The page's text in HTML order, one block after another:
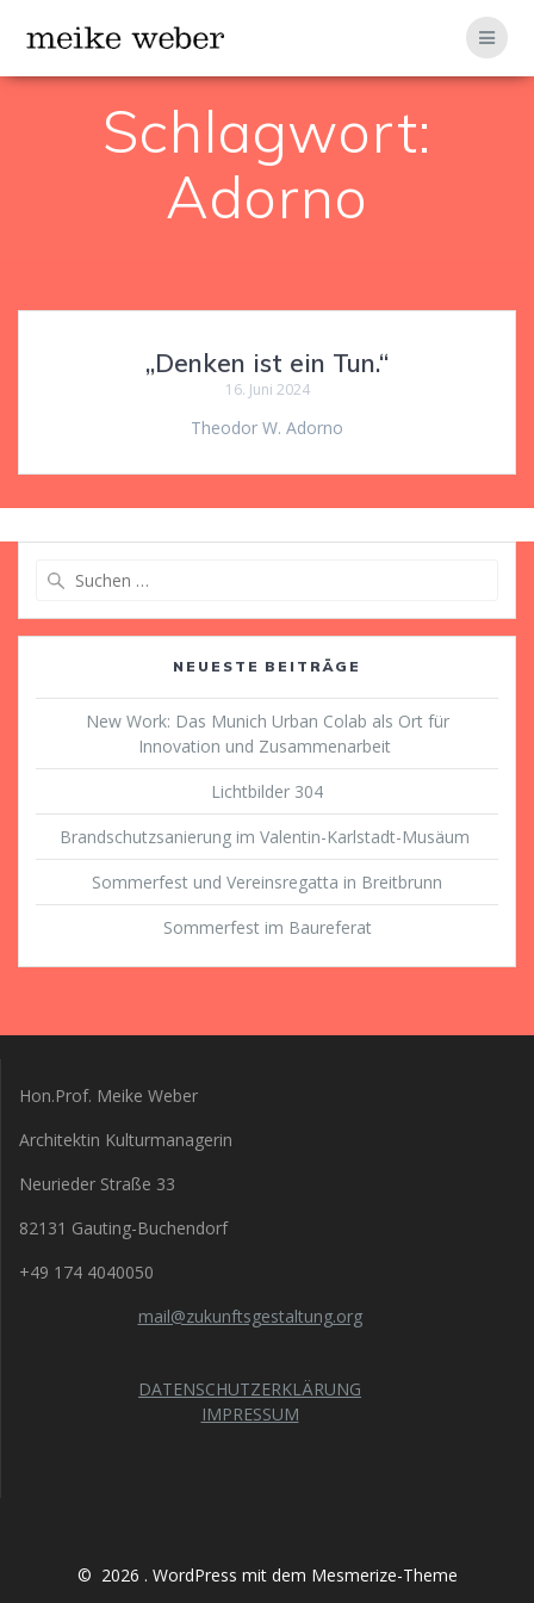
Schlagwort:
Adorno
„Denken ist ein Tun.“
16. Juni 2024
Theodor W. Adorno
NEUESTE BEITRÄGE
New Work: Das Munich Urban Colab als Ort für
Innovation und Zusammenarbeit
Lichtbilder 304
Brandschutzsanierung im Valentin-Karlstadt-Musäum
Sommerfest und Vereinsregatta in Breitbrunn
Sommerfest im Baureferat
Hon.Prof. Meike Weber
Architektin Kulturmanagerin
Neurieder Straße 33
82131 Gauting-Buchendorf
+49 174 4040050
mail@zukunftsgestaltung.org
DATENSCHUTZERKLÄRUNG
IMPRESSUM
© 2026 . WordPress mit dem Mesmerize-Theme